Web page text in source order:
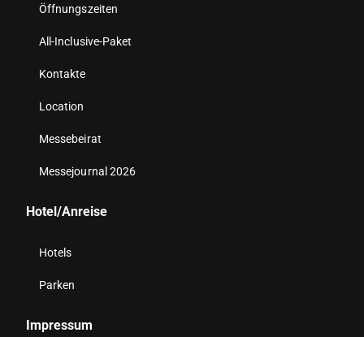
Öffnungszeiten
All-Inclusive-Paket
Kontakte
Location
Messebeirat
Messejournal 2026
Hotel/Anreise
Hotels
Parken
Impressum